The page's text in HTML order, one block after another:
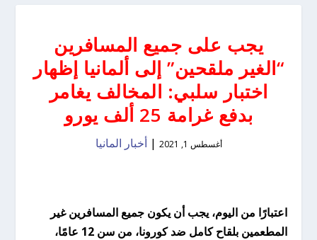
يجب على جميع المسافرين
“الغير ملقحين” إلى ألمانيا إظهار
اختبار سلبي: المخالف يغامر
بدفع غرامة 25 ألف يورو
أغسطس 1, 2021 |أخبار المانيا
اعتبارًا من اليوم، يجب أن يكون جميع المسافرين غير
المطعمين بلقاح كامل ضد كورونا، من سن 12 عامًا،